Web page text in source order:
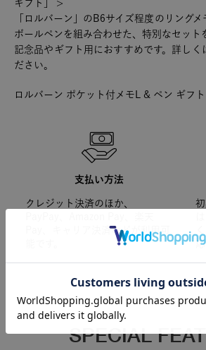
ギフト」 >
「ロルバーン」のB6サイズ程度のリング
ボールペンを組み合わせた、特別なセット
記念品やギフト用におすすめです。詳しく
ださい。
ロルバーン ポケット付メモL & ペン ギフ
支払い方法
クレジット決済のほか、
Pay、キャリア決済などが利用可
SPECIAL